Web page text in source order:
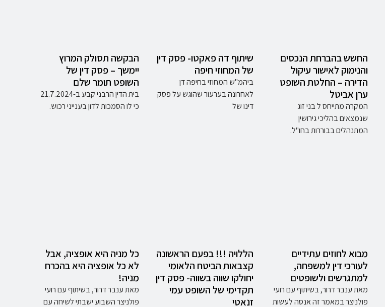
החשש בהברחת הנכסים
והנימוק לאישור עיקול
הדירה – החלטת השופט
ערן אביטל
המקרה מתייחס ל בני זוג
שנמצאים בהליכי גירושין
המתנהלים בבוררות בחו"ל.
שיתוף דה פאקטו- פסק דין
של המחוזי חיפה
ביהמ"ש המחוזי בחיפה דן
לאחרונה בערעור שהוגש על פסק
דינו של
הבקשה תסולק המרוץ
יימשך – פסק דין של
השופט תומר שלם
בית הדין הרבני קבע ב-21.7.2024
כי לו הסמכות לדון בענייני רכוש.
מבוא לחוזים עתידיים
לעורכי דין למשפחה,
למתגרשים ולשופטים
מאת ענבר דרור, בשיתוף עם רועי
פולניצר במאמר זה אנסה לעשות
הללויה !!! בפעם הראשונה
קצבאות הביטח הלאומי
יחולקו שווה בשווה- פסק דין
תקדימי של השופט עמי
זנאטי
כל מניה היא אופציה, אבל
לא כל אופציה היא בהכרח
מניה!
מאת ענבר דרור, בשיתוף עם רועי
פולניצר השבוע ישבתי לשיחה עם